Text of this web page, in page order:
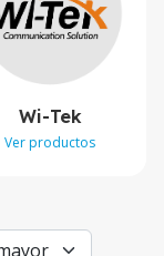
Wi-Tek
Ver productos